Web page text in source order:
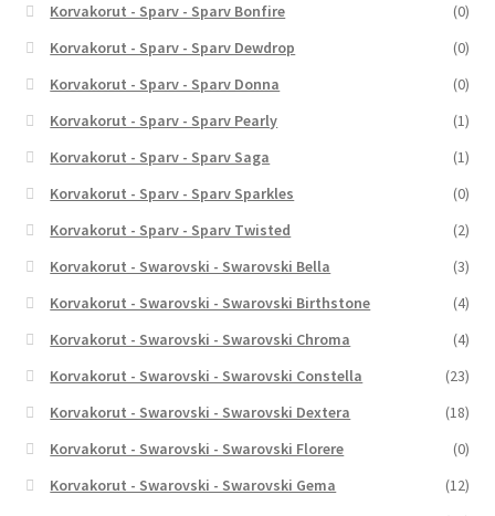
Korvakorut - Sparv - Sparv Bonfire
(0)
Korvakorut - Sparv - Sparv Dewdrop
(0)
Korvakorut - Sparv - Sparv Donna
(0)
Korvakorut - Sparv - Sparv Pearly
(1)
Korvakorut - Sparv - Sparv Saga
(1)
Korvakorut - Sparv - Sparv Sparkles
(0)
Korvakorut - Sparv - Sparv Twisted
(2)
Korvakorut - Swarovski - Swarovski Bella
(3)
Korvakorut - Swarovski - Swarovski Birthstone
(4)
Korvakorut - Swarovski - Swarovski Chroma
(4)
Korvakorut - Swarovski - Swarovski Constella
(23)
Korvakorut - Swarovski - Swarovski Dextera
(18)
Korvakorut - Swarovski - Swarovski Florere
(0)
Korvakorut - Swarovski - Swarovski Gema
(12)